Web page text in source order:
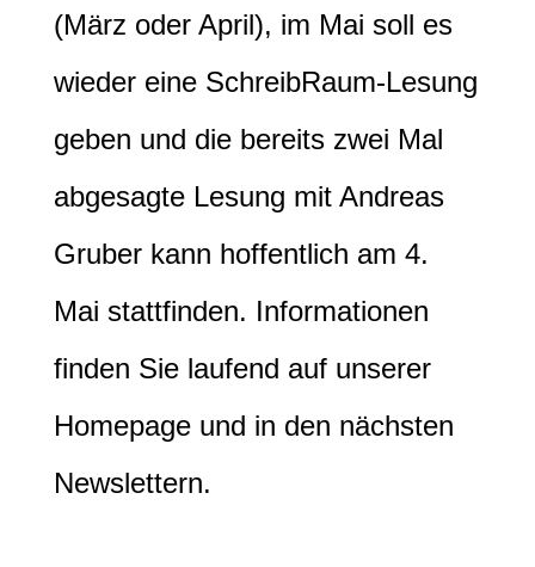
(März oder April), im Mai soll es
wieder eine SchreibRaum-Lesung
geben und die bereits zwei Mal
abgesagte Lesung mit Andreas
Gruber kann hoffentlich am 4.
Mai stattfinden. Informationen
finden Sie laufend auf unserer
Homepage und in den nächsten
Newslettern.